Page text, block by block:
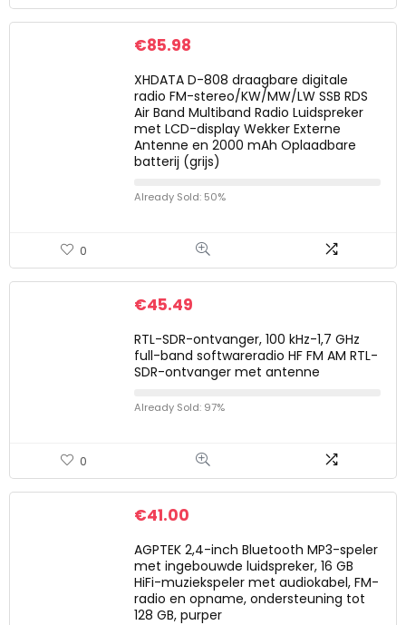
€85.98
XHDATA D-808 draagbare digitale
radio FM-stereo/KW/MW/LW SSB RDS
Air Band Multiband Radio Luidspreker
met LCD-display Wekker Externe
Antenne en 2000 mAh Oplaadbare
batterij (grijs)
Already Sold: 50%
0
€45.49
RTL-SDR-ontvanger, 100 kHz-1,7 GHz
full-band softwareradio HF FM AM RTL-
SDR-ontvanger met antenne
Already Sold: 97%
0
€41.00
AGPTEK 2,4-inch Bluetooth MP3-speler
met ingebouwde luidspreker, 16 GB
HiFi-muziekspeler met audiokabel, FM-
radio en opname, ondersteuning tot
128 GB, purper